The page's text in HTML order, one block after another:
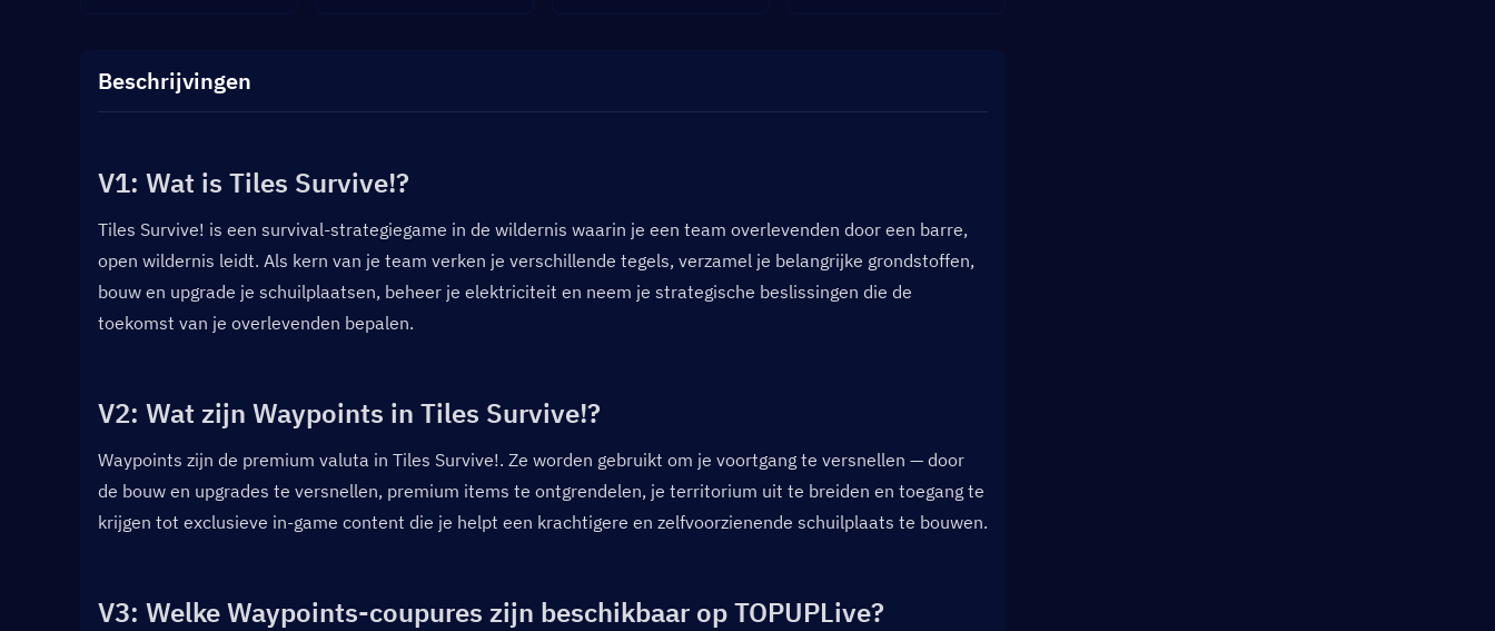
Beschrijvingen
V1: Wat is Tiles Survive!?
Tiles Survive! is een survival-strategiegame in de wildernis waarin je een team overlevenden door een barre,
open wildernis leidt. Als kern van je team verken je verschillende tegels, verzamel je belangrijke grondstoffen,
bouw en upgrade je schuilplaatsen, beheer je elektriciteit en neem je strategische beslissingen die de
toekomst van je overlevenden bepalen.
V2: Wat zijn Waypoints in Tiles Survive!?
Waypoints zijn de premium valuta in Tiles Survive!. Ze worden gebruikt om je voortgang te versnellen — door
de bouw en upgrades te versnellen, premium items te ontgrendelen, je territorium uit te breiden en toegang te
krijgen tot exclusieve in-game content die je helpt een krachtigere en zelfvoorzienende schuilplaats te bouwen.
V3: Welke Waypoints-coupures zijn beschikbaar op TOPUPLive?